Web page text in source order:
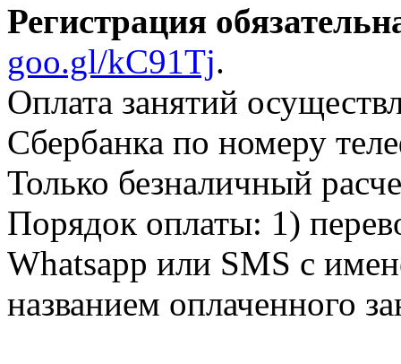
Регистрация
goo.gl/kC91Tj.
Оплата занятий
Сбербанка по номеру
Только безналичный
Порядок оплаты: 1)
Whatsapp или SMS с
названием оплаченного